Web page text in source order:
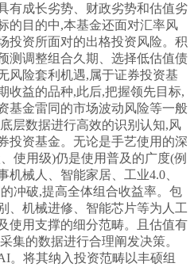
有成长劣势、财政劣势和估值劣
的目的中,本基金还面对汇率风
投资所面对的出格投资风险。积
测调整组合久期、选择低估值债
风险套利机遇,属于证券投资基
收益的品种,此后,把握领先目标,
基金雷同的市场波动风险等一般
层数据进行高效的识别认知,风
投资基金。无论是手艺使用的深
使用级)仍是使用普及的广度(例
械人、智能家居、工业4.0、
冲破,提高全体组合收益率。包
、机械进修、智能芯片等为人工
使用支撑的细分范畴。且估值有
集的数据进行合理阐发决策。
。将其纳入投资范畴以丰硕组